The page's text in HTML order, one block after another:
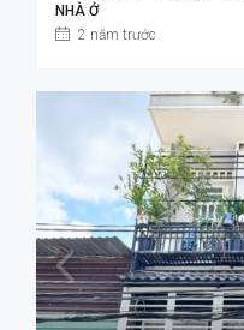
NHÀ Ở
2 năm trước